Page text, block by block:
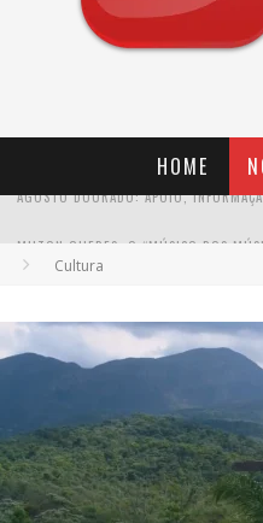
HOME
Cultura